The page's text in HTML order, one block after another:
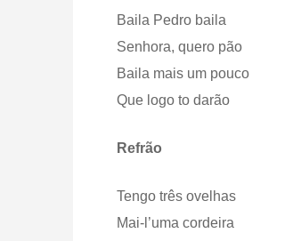
Baila Pedro baila
Senhora, quero pão
Baila mais um pouco
Que logo to darão
Refrão
Tengo três ovelhas
Mai-l’uma cordeira